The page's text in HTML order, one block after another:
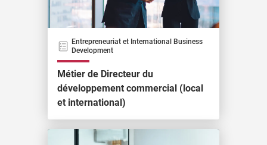
Entrepreneuriat et International Business
Development
Métier de Directeur du
développement commercial (local
et international)